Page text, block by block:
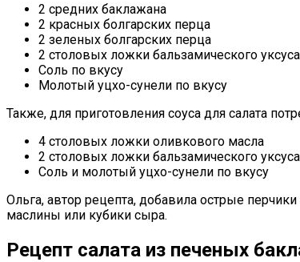
2 средних баклажана
2 красных болгарских перца
2 зеленых болгарских перца
2 столовых ложки бальзамического уксуса
Соль по вкусу
Молотый уцхо-сунели по вкусу
Также, для приготовления соуса для салата
4 столовых ложки оливкового масла
2 столовых ложки бальзамического уксуса
Соль и молотый уцхо-сунели по вкусу
Ольга, автор рецепта, добавила острые
маслины или кубики сыра.
Рецепт салата из печеных